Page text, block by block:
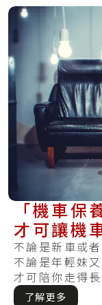
「機車保
才可讓機
不論是新車或
不論是年輕妹
才可陪你走得
哪天.....
了解更多